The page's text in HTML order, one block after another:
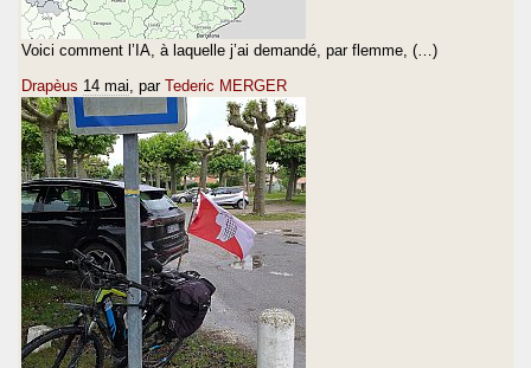
Voici comment l’IA, à laquelle j’ai demandé, par flemme, (…)
Drapèus 14 mai , par Tederic MERGER